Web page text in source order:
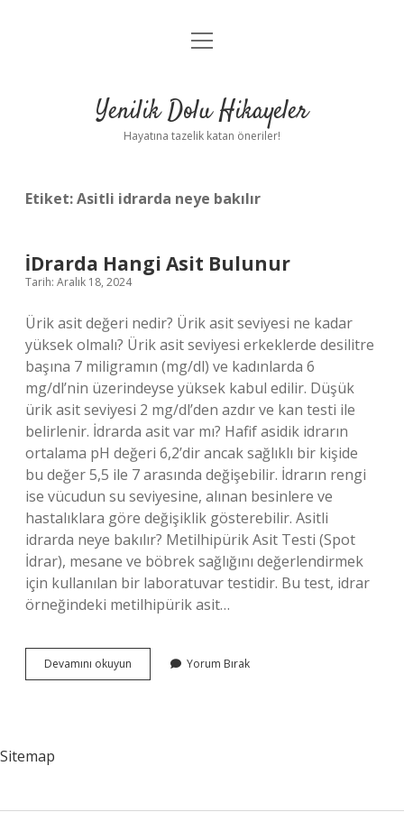
Anasayfa
Yasal Uyarı
menüyü
Yenilik Dolu Hikayeler
Hayatına tazelik katan öneriler!
Etiket:Asitli idrarda neye bakılır
İDrarda Hangi Asit Bulunur
Tarih: Aralık 18, 2024
Ürik asit değeri nedir? Ürik asit seviyesi ne kadar
yüksek olmalı? Ürik asit seviyesi erkeklerde desilitre
başına 7 miligramın (mg/dl) ve kadınlarda 6
mg/dl’nin üzerindeyse yüksek kabul edilir. Düşük
ürik asit seviyesi 2 mg/dl’den azdır ve kan testi ile
belirlenir. İdrarda asit var mı? Hafif asidik idrarın
ortalama pH değeri 6,2’dir ancak sağlıklı bir kişide
bu değer 5,5 ile 7 arasında değişebilir. İdrarın rengi
ise vücudun su seviyesine, alınan besinlere ve
hastalıklara göre değişiklik gösterebilir. Asitli
idrarda neye bakılır? Metilhipürik Asit Testi (Spot
İdrar), mesane ve böbrek sağlığını değerlendirmek
için kullanılan bir laboratuvar testidir. Bu test, idrar
örneğindeki metilhipürik asit…
Devamını okuyun
Hangi
Yorum Bırak
Sitemap